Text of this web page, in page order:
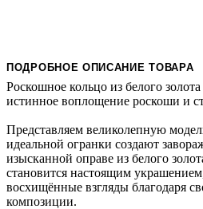
ПОДРОБНОЕ ОПИСАНИЕ ТОВАРА
Роскошное кольцо из белого
истинное воплощение роскоши и
Представляем великолепную
идеальной огранки создают
изысканной оправе из белого
становится настоящим
восхищённые взгляды благодаря
композиции.